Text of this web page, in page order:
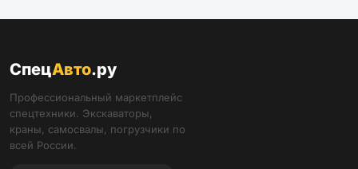
СпецАвто.ру
Профессиональный маркетплейс
спецтехники. Экскаваторы,
краны, самосвалы, погрузчики по
всей России.